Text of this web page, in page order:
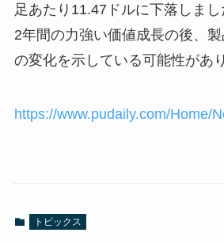
足あたり11.47ドルに下落しまし
2年間の力強い価値成長の後、
の変化を示している可能性があ
https://www.pudaily.com/Home/
トピックス